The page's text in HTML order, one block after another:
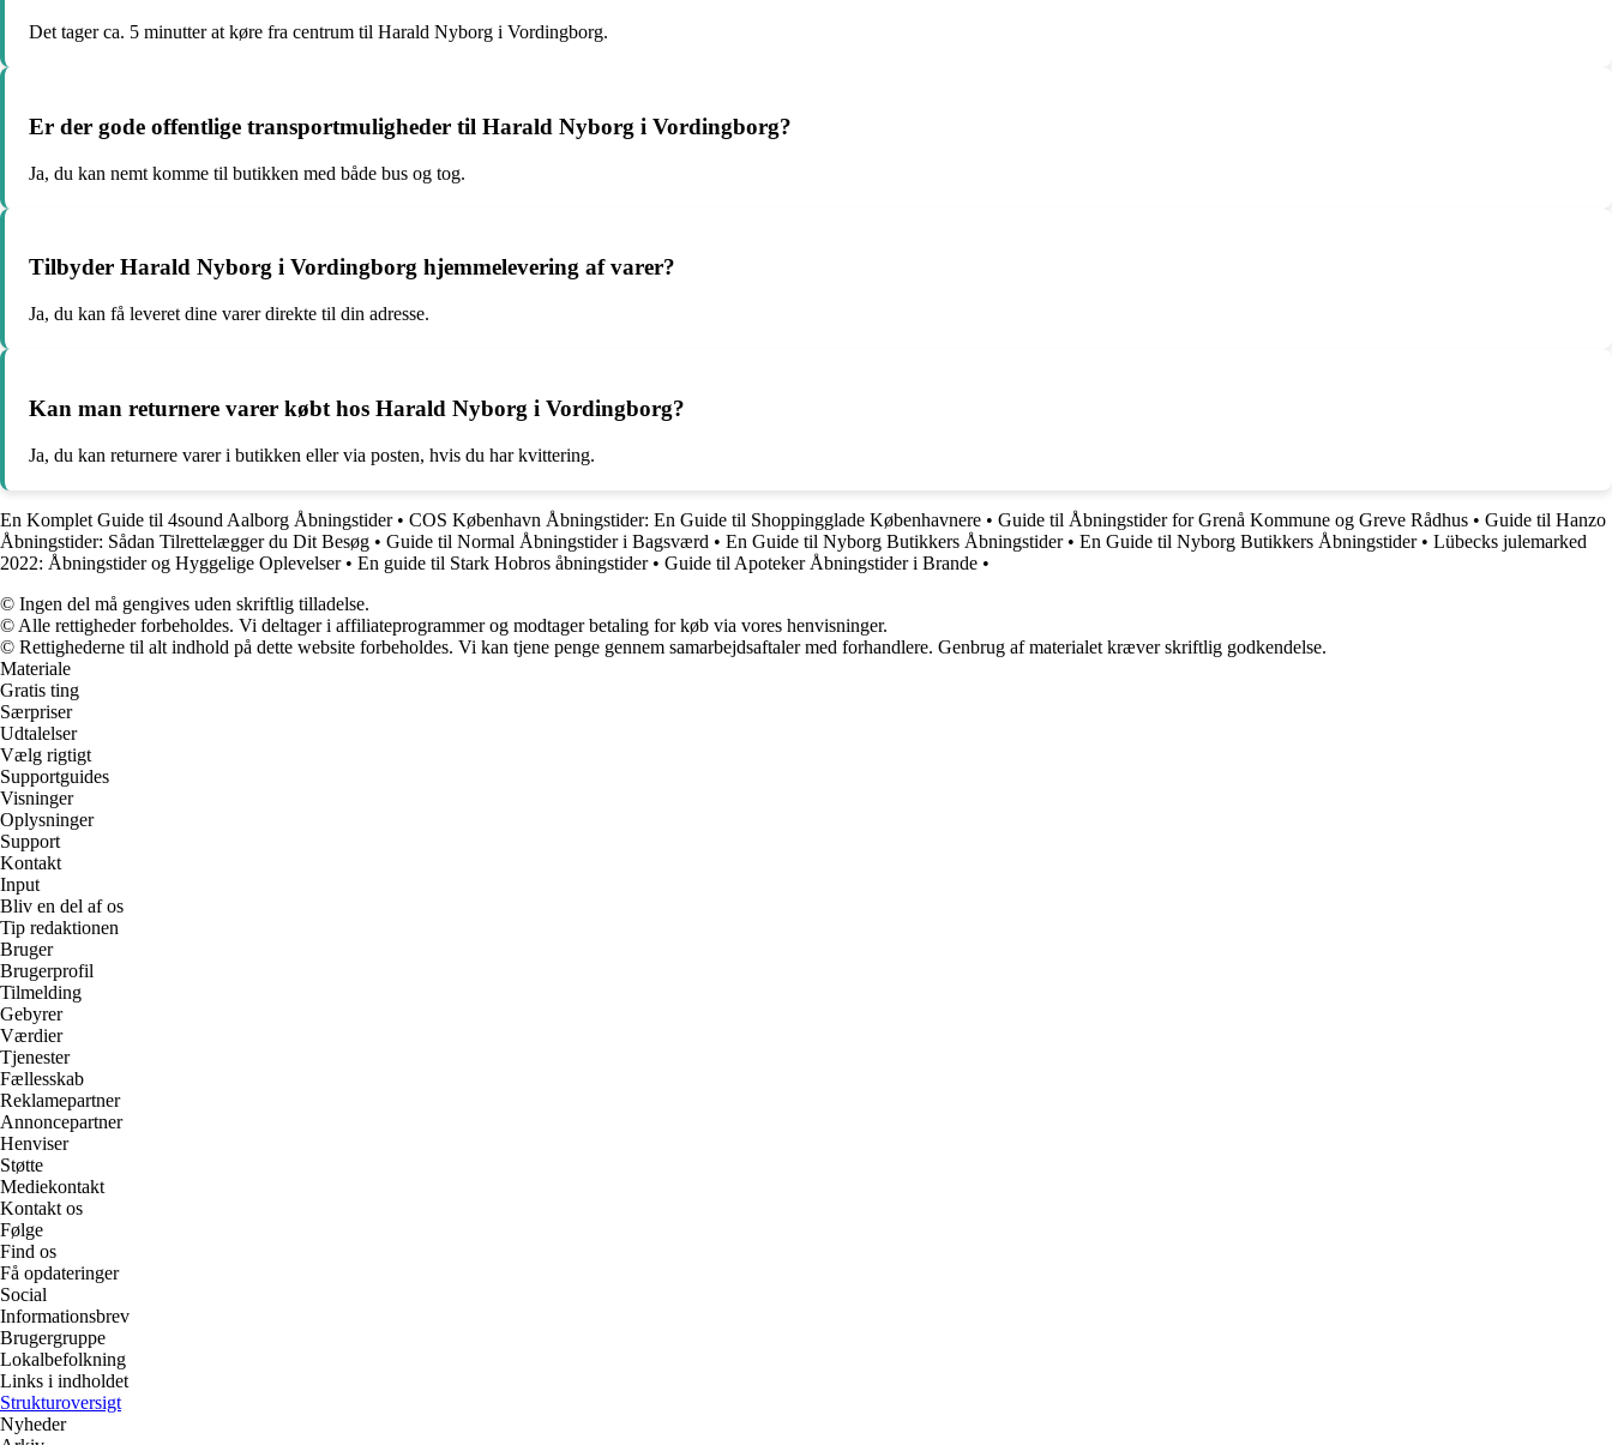
Det tager ca. 5 minutter at køre fra centrum til Harald Nyborg i Vordingborg.
Er der gode offentlige transportmuligheder til Harald Nyborg i Vordingborg?
Ja, du kan nemt komme til butikken med både bus og tog.
Tilbyder Harald Nyborg i Vordingborg hjemmelevering af varer?
Ja, du kan få leveret dine varer direkte til din adresse.
Kan man returnere varer købt hos Harald Nyborg i Vordingborg?
Ja, du kan returnere varer i butikken eller via posten, hvis du har kvittering.
En Komplet Guide til 4sound Aalborg Åbningstider• COS København Åbningstider: En Guide til Shoppingglade Københavnere • Guide til Åbningstider for Grenå Kommune og Greve Rådhus • Guide til Hanzo
Åbningstider: Sådan Tilrettelægger du Dit Besøg • Guide til Normal Åbningstider i Bagsværd • En Guide til Nyborg Butikkers Åbningstider• En Guide til Nyborg Butikkers Åbningstider• Lübecks julemarked
2022: Åbningstider og Hyggelige Oplevelser• En guide til Stark Hobros åbningstider• Guide til Apoteker Åbningstider i Brande •
© Ingen del må gengives uden skriftlig tilladelse.
© Alle rettigheder forbeholdes. Vi deltager i affiliateprogrammer og modtager betaling for køb via vores henvisninger.
© Rettighederne til alt indhold på dette website forbeholdes. Vi kan tjene penge gennem samarbejdsaftaler med forhandlere. Genbrug af materialet kræver skriftlig godkendelse.
Materiale
Gratis ting
Særpriser
Udtalelser
Vælg rigtigt
Supportguides
Visninger
Oplysninger
Support
Kontakt
Input
Bliv en del af os
Tip redaktionen
Bruger
Brugerprofil
Tilmelding
Gebyrer
Værdier
Tjenester
Fællesskab
Reklamepartner
Annoncepartner
Henviser
Støtte
Mediekontakt
Kontakt os
Følge
Find os
Få opdateringer
Social
Informationsbrev
Brugergruppe
Lokalbefolkning
Links i indholdet
Strukturoversigt
Nyheder